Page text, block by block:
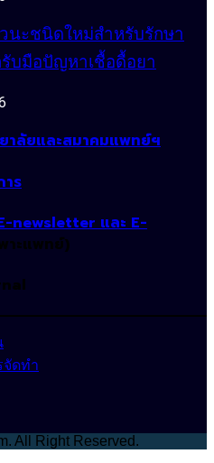
นะชนิดใหม่สำหรับรักษา
รับมือปัญหาเชื้อดื้อยา
าลัยและสมาคมแพทย์ฯ
ร
newsletter และ E-
าะแพทย์)
จัดทำ
All Right Reserved.